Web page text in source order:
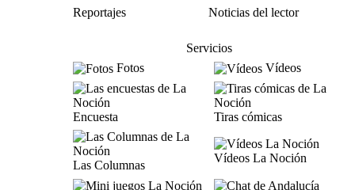
Reportajes
Noticias del lector
Servicios
Fotos
Vídeos
Encuesta Tiras cómicas
Las Columnas
Vídeos La Noción